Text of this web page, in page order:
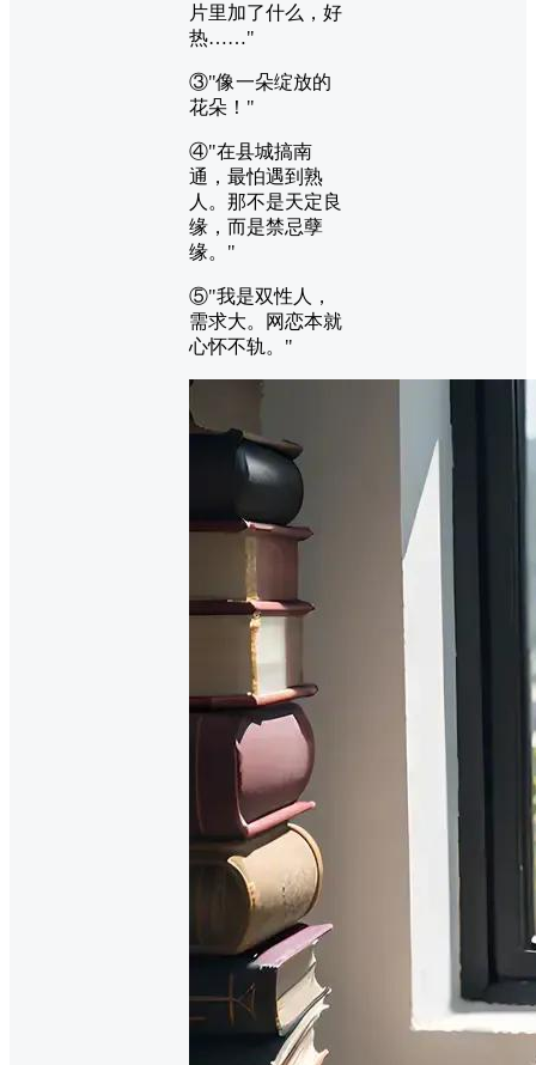
片里加了什么，好
热……"
③"像一朵绽放的
花朵！"
④"在县城搞南
通，最怕遇到熟
人。那不是天定良
缘，而是禁忌孽
缘。"
⑤"我是双性人，
需求大。网恋本就
心怀不轨。"